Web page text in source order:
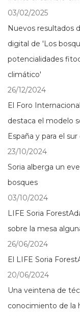
03/02/2025
Nuevos resultados
digital de 'Los
potencialidades
climático'
26/12/2024
El Foro
destaca el modelo
España y para el
23/10/2024
Soria alberga un
bosques
03/10/2024
LIFE Soria
sobre la mesa
26/06/2024
El LIFE Soria
20/06/2024
Una veintena de
conocimiento de la